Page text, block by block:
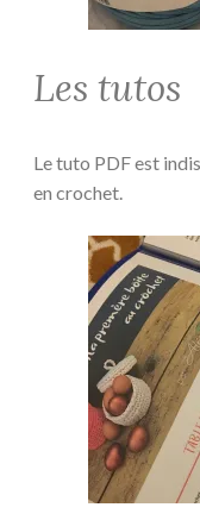
Les tutos
Le tuto PDF est
en crochet.